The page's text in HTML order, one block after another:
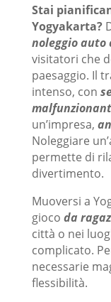
Stai
Yogyakarta?
noleggio auto
visitatori che
paesaggio. Il
intenso, con
un’impresa,
Noleggiare
permette di
divertimento.
Muoversi a
gioco da
città o nei
complicato.
necessarie
flessibilità.